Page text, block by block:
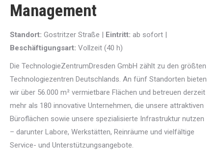
Management
Standort: Gostritzer Straße | Eintritt: ab sofort |
Beschäftigungsart: Vollzeit (40 h)
Die TechnologieZentrumDresden GmbH zählt zu den größten
Technologiezentren Deutschlands. An fünf Standorten bieten
wir über 56.000 m² vermietbare Flächen und betreuen derzeit
mehr als 180 innovative Unternehmen, die unsere attraktiven
Büroflächen sowie unsere spezialisierte Infrastruktur nutzen
– darunter Labore, Werkstätten, Reinräume und vielfältige
Service- und Unterstützungsangebote.